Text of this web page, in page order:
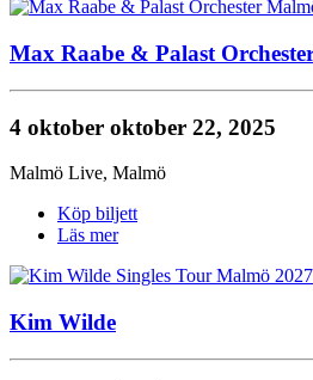
Max Raabe & Palast
4 oktober oktober 22, 2025
Malmö Live, Malmö
Köp biljett
Läs mer
Kim Wilde